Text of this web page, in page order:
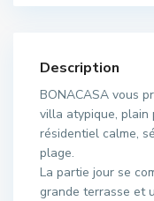
Description
BONACASA vous
villa atypique, plain
résidentiel calme,
plage.
La partie jour se
grande terrasse et